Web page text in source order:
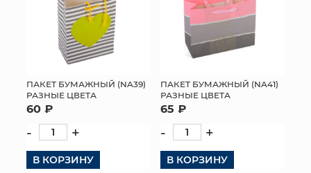
ПАКЕТ БУМАЖНЫЙ (NA39)
РАЗНЫЕ ЦВЕТА
60 ₽
- +
В КОРЗИНУ
ПАКЕТ БУМАЖНЫЙ (NA41)
РАЗНЫЕ ЦВЕТА
65 ₽
- +
В КОРЗИНУ